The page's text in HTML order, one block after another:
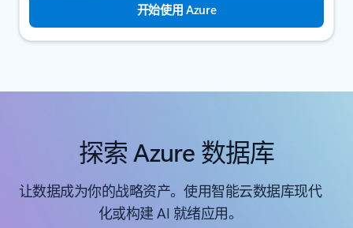
开始使用 Azure
探索 Azure 数据库
让数据成为你的战略资产。使用智能云数据库现代
化或构建 AI 就绪应用。